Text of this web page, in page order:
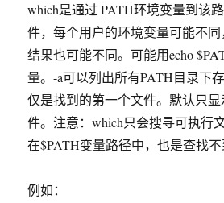
which是通过 PATH环境变量到该
件，每个用户的环境变量可能不
结果也可能不同。可能用echo
量。-a可以列出所有PATH目录下
仅是找到的第一个文件。默认只
件。注意：which只会搜寻可执行
在$PATH变量路径中，也是查找不
例如：